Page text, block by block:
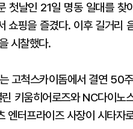
첫날인 21일 명동 일대를 찾
쇼핑을 즐겼다. 이후 길거리
시찰했다.
고척스카이돔에서 결연 50
키움히어로즈와 NC다이노
엔터프라이즈 사장이 시타자